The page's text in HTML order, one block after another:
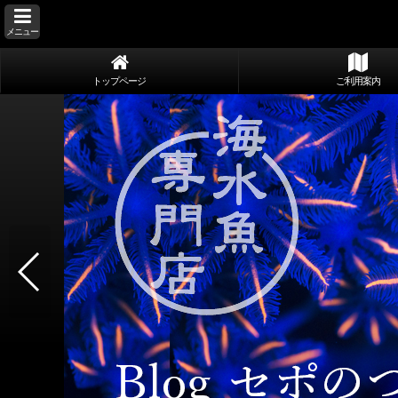
メニュー
トップページ ご利用案内